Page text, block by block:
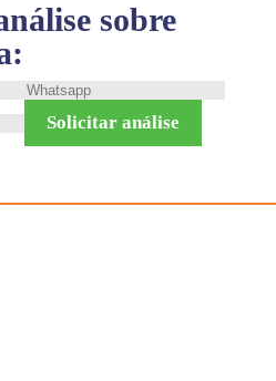
sobre
Solicitar análise